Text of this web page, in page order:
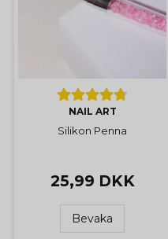
NAIL ART
Silikon Penna
25,99 DKK
Bevaka